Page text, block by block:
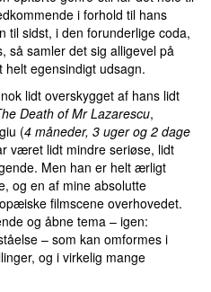
i forhold til hans
til sidst, i den forunderlige coda,
så samler det sig alligevel på
helt egensindigt udsagn.
lidt overskygget af hans lidt
Death of Mr Lazarescu,
(4 måneder, 3 uger og 2 dage
været lidt mindre seriøse, lidt
Men han er helt ærligt
og en af mine absolutte
filmscene overhovedet.
og åbne tema – igen:
– som kan omformes i
og i virkelig mange